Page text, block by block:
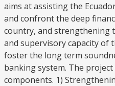
aims at assisting the
and confront the deep
country, and strengthening
and supervisory capacity of
foster the long term
banking system. The
components. 1)